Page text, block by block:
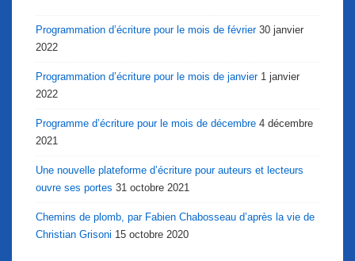
Programmation d’écriture pour le mois de février 30 janvier
2022
Programmation d’écriture pour le mois de janvier 1 janvier
2022
Programme d’écriture pour le mois de décembre 4 décembre
2021
Une nouvelle plateforme d’écriture pour auteurs et lecteurs
ouvre ses portes 31 octobre 2021
Chemins de plomb, par Fabien Chabosseau d’après la vie de
Christian Grisoni 15 octobre 2020